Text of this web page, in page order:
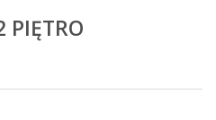
PIĘTRO